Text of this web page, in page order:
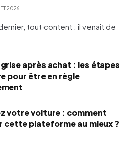
2026
dernier, tout content : il venait de
après achat : les étapes
pour être en règle
votre voiture : comment
cette plateforme au mieux ?